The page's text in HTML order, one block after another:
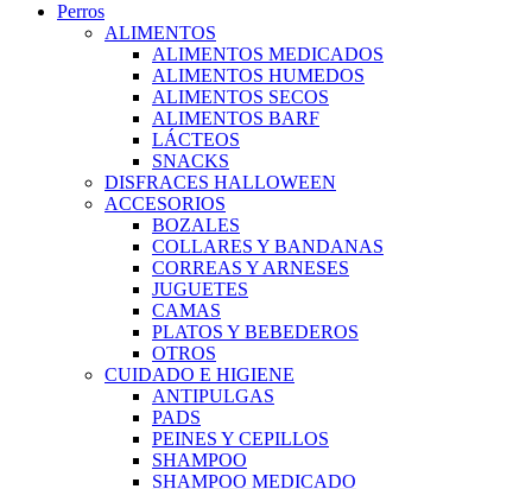
Perros
ALIMENTOS
ALIMENTOS MEDICADOS
ALIMENTOS HUMEDOS
ALIMENTOS SECOS
ALIMENTOS BARF
LÁCTEOS
SNACKS
DISFRACES HALLOWEEN
ACCESORIOS
BOZALES
COLLARES Y BANDANAS
CORREAS Y ARNESES
JUGUETES
CAMAS
PLATOS Y BEBEDEROS
OTROS
CUIDADO E HIGIENE
ANTIPULGAS
PADS
PEINES Y CEPILLOS
SHAMPOO
SHAMPOO MEDICADO